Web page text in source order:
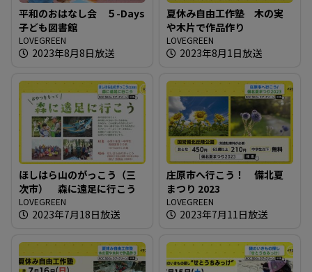
平和のおはなし会 ５-Days
子ども図書館
LOVEGREEN
2023年8月8日放送
夏休み自由工作塾 木の実
や木片で作品作り
LOVEGREEN
2023年8月1日放送
ほしはら山のがっこう（三
次市） 森に遠足に行こう
LOVEGREEN
2023年7月18日放送
庄原市へ行こう！ 備北夏
まつり 2023
LOVEGREEN
2023年7月11日放送